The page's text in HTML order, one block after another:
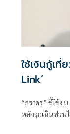
ใช้เงินกู้เที่ยวไทยพ
Link’
“ภราดร” ชี้ใช้ง
หลักฉุกเฉิน ส่วน